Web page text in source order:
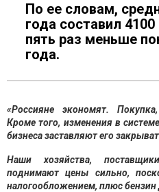
По ее словам,
года составил
пять раз меньше
года.
«Россияне экономят.
Кроме того, изменения в
бизнеса заставляют его
Наши хозяйства,
поднимают цены сильно,
налогообложением, плюс бензин